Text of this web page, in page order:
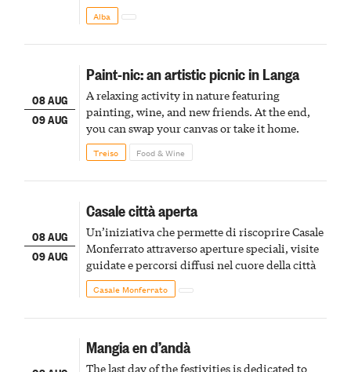
Alba
08 AUG
09 AUG
Paint-nic: an artistic picnic in Langa
A relaxing activity in nature featuring
painting, wine, and new friends. At the end,
you can swap your canvas or take it home.
Treiso Food & Wine
08 AUG
09 AUG
Casale città aperta
Un’iniziativa che permette di riscoprire Casale
Monferrato attraverso aperture speciali, visite
guidate e percorsi diffusi nel cuore della città
Casale Monferrato
Mangia en d’andà
The last day of the festivities is dedicated to